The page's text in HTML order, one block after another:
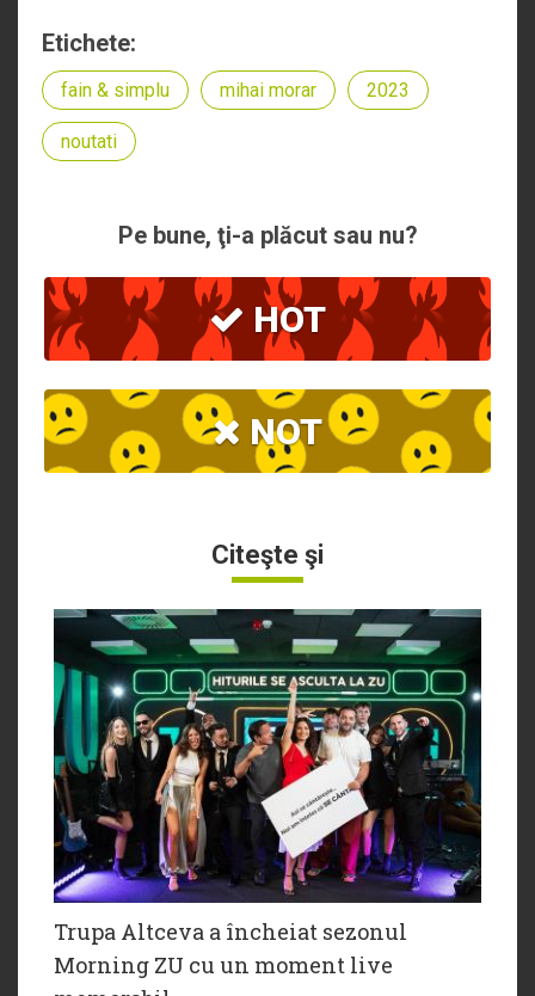
Etichete:
fain & simplu mihai morar 2023
noutati
Pe bune, ţi-a plăcut sau nu?
HOT
NOT
Citeşte şi
Trupa Altceva a încheiat sezonul
Morning ZU cu un moment live